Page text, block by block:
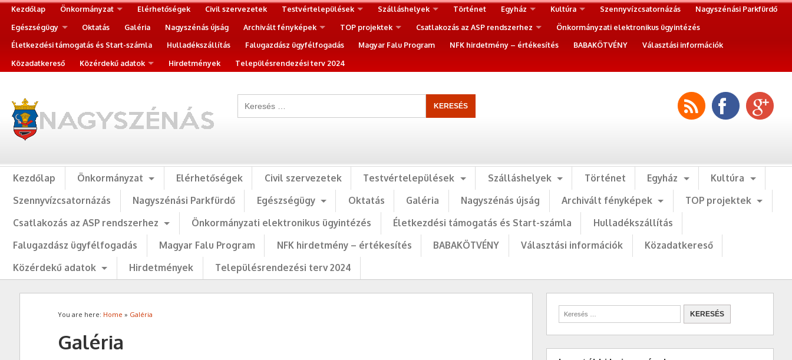
Kezdőlap Önkormányzat Elérhetőségek Civil szervezetek Testvértelepülések Szálláshelyek Történet Egyház Kultúra Szennyvízcsatornázás
Nagyszénási Parkfürdő
Egészségügy
Oktatás Galéria Nagyszénás újság Archivált fényképek TOP projektek Csatlakozás az ASP rendszerhez
Önkormányzati elektronikus ügyintézés
Életkezdési támogatás és Start-számla
Hulladékszállítás Falugazdász ügyfélfogadás Magyar Falu Program NFK hirdetmény – értékesítés BABAKÖTVÉNY
Választási információk
Közadatkereső
Közérdekű adatok Hirdetmények Településrendezési terv 2024
Kezdőlap Önkormányzat Elérhetőségek Civil szervezetek Testvértelepülések Szálláshelyek Történet Egyház
Kultúra
Szennyvízcsatornázás
Nagyszénási Parkfürdő Egészségügy Oktatás Galéria Nagyszénás újság Archivált fényképek
TOP projektek
Csatlakozás az ASP rendszerhez
Önkormányzati elektronikus ügyintézés Életkezdési támogatás és Start-számla
Hulladékszállítás
Falugazdász ügyfélfogadás
Magyar Falu Program NFK hirdetmény – értékesítés BABAKÖTVÉNY Választási információk
Közadatkereső
Közérdekű adatok
Hirdetmények Településrendezési terv 2024
You are here: Home » Galéria
Galéria